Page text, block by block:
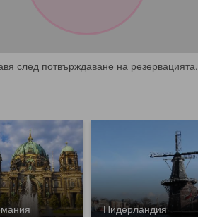
след потвърждаване на резервацията.
Нидерландия